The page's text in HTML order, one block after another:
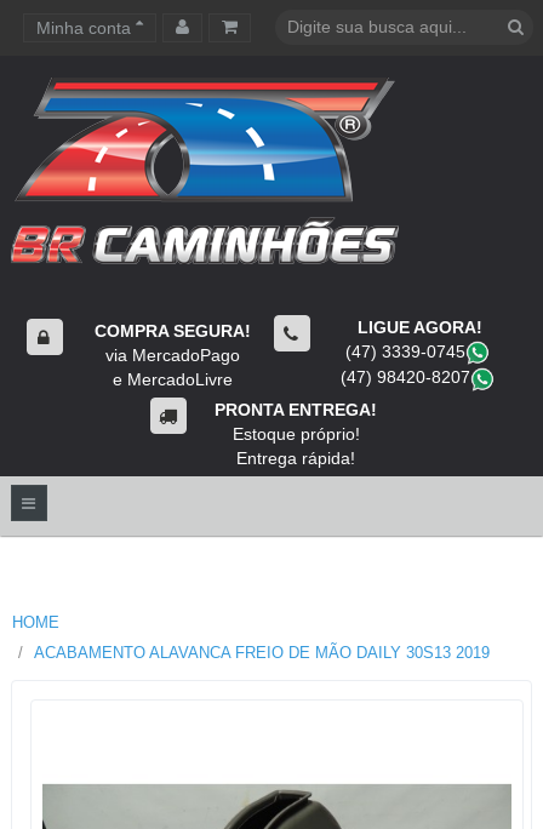
Minha conta
COMPRA SEGURA!
via MercadoPago
e MercadoLivre
LIGUE AGORA!
(47) 3339-0745
(47) 98420-8207
PRONTA ENTREGA!
Estoque próprio!
Entrega rápida!
HOME
ACABAMENTO ALAVANCA FREIO DE MÃO DAILY 30S13 2019